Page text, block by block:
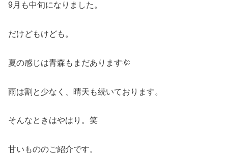
9月も中旬になりました。
だけどもけども。
夏の感じは青森もまだあります🌞
雨は割と少なく、晴天も続いております。
そんなときはやはり。笑
甘いもののご紹介です。